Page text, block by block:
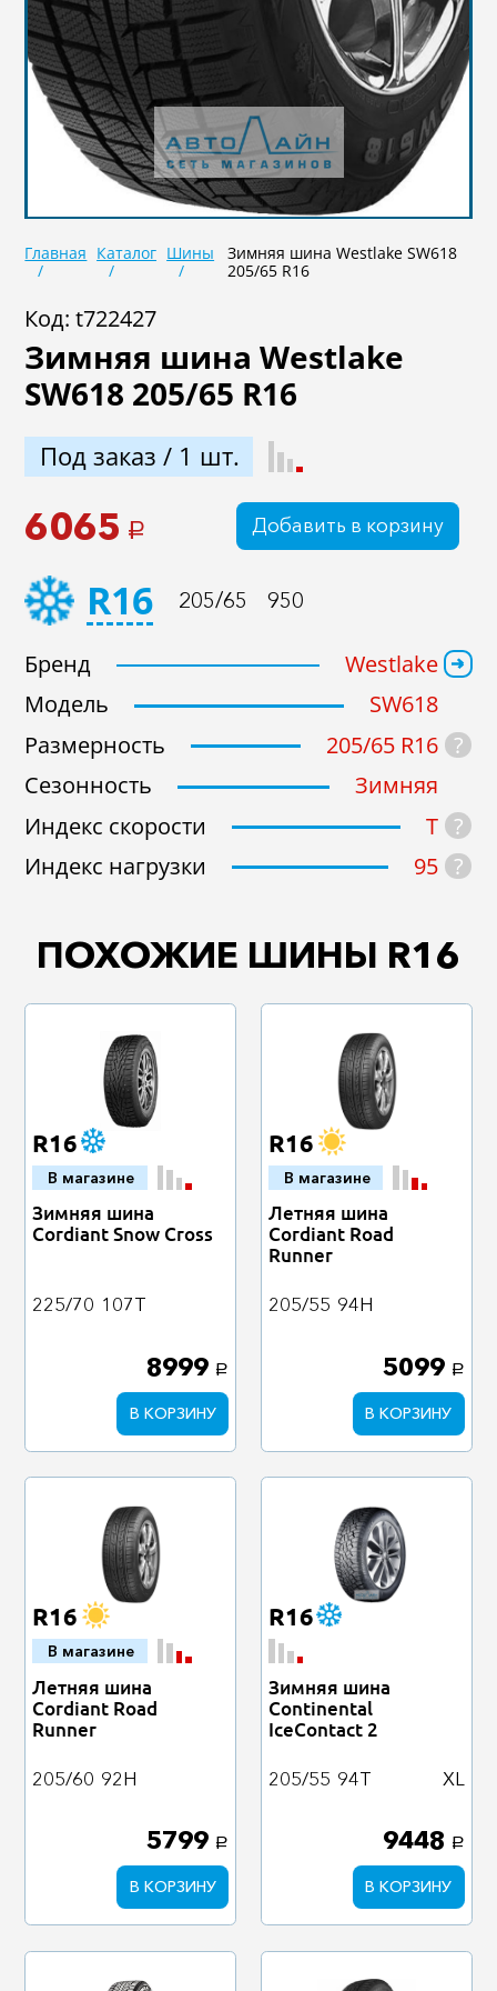
Не задан
В наличии
Подобрать
Главная Каталог Шины
Зимняя шина Westlake SW618
205/65 R16
Код: t722427
Зимняя шина Westlake
SW618 205/65 R16
Под заказ / 1 шт.
6065 a Добавить в корзину
R16 205/65 950
Бренд
Westlake
Модель
SW618
Размерность
205/65 R16 ?
Сезонность
Зимняя
Индекс скорости
T ?
Индекс нагрузки
95 ?
ПОХОЖИЕ ШИНЫ R16
R16
В магазине
Зимняя шина
Cordiant Snow Cross
225/70 107T
8999 a
В КОРЗИНУ
R16
В магазине
Летняя шина
Cordiant Road
Runner
205/55 94H
5099 a
В КОРЗИНУ
R16
В магазине
Летняя шина
Cordiant Road
Runner
205/60 92H
5799 a
В КОРЗИНУ
R16
Зимняя шина
Continental
IceContact 2
205/55 94T XL
9448 a
В КОРЗИНУ